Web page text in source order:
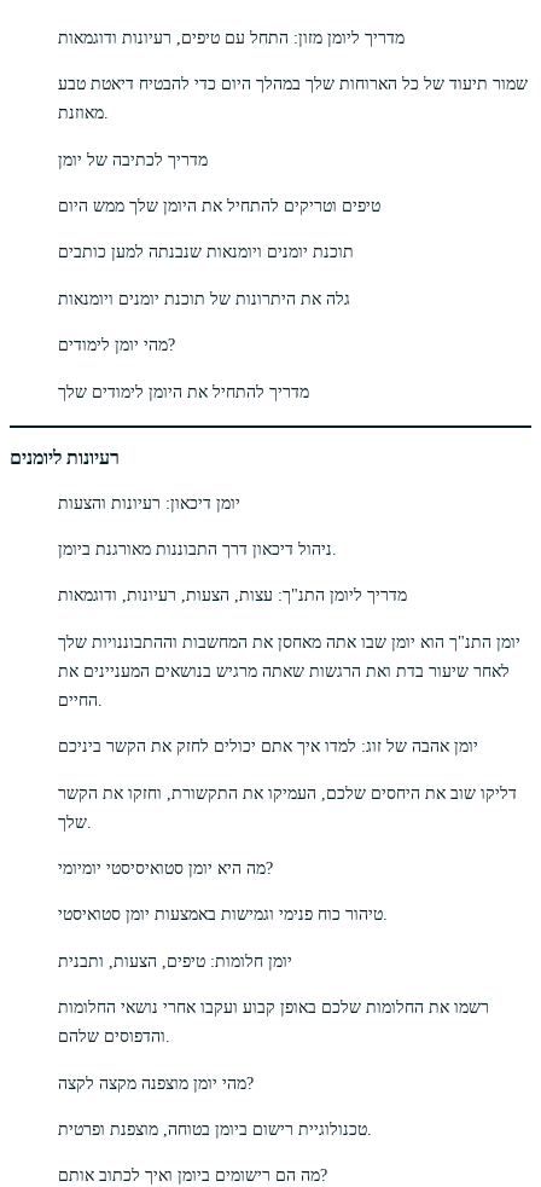
מדריך ליומן מזון: התחל עם טיפים, רעיונות ודוגמאות
שמור תיעוד של כל הארוחות שלך במהלך היום כדי להבטיח דיאטת טבע
מאוזנת.
מדריך לכתיבה של יומן
טיפים וטריקים להתחיל את היומן שלך ממש היום
תוכנת יומנים ויומנאות שנבנתה למען כותבים
גלה את היתרונות של תוכנת יומנים ויומנאות
מהי יומן לימודים?
מדריך להתחיל את היומן לימודים שלך
רעיונות ליומנים
יומן דיכאון: רעיונות והצעות
מדריך ליומן התנ"ך: עצות, הצעות, רעיונות, ודוגמאות
יומן התנ"ך הוא יומן שבו אתה מאחסן את המחשבות וההתבוננויות שלך
לאחר שיעור בדת ואת הרגשות שאתה מרגיש בנושאים המעניינים את
יומן אהבה של זוג: למדו איך אתם יכולים לחזק את הקשר ביניכם
דליקו שוב את היחסים שלכם, העמיקו את התקשורת, וחזקו את הקשר
מה היא יומן סטואיסיסטי יומיומי?
טיהור כוח פנימי וגמישות באמצעות יומן סטואיסטי.
יומן חלומות: טיפים, הצעות, ותבנית
רשמו את החלומות שלכם באופן קבוע ועקבו אחרי נושאי החלומות
מהי יומן מוצפנה מקצה לקצה?
מה הם רישומים ביומן ואיך לכתוב אותם?